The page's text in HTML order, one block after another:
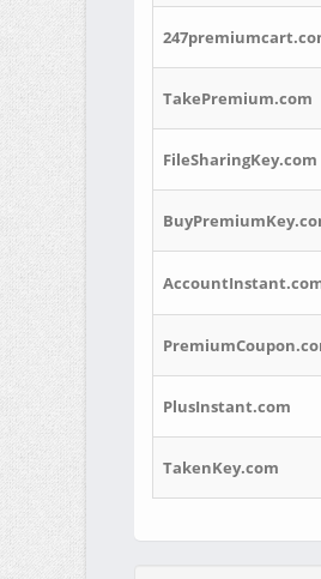
TakePremium.com
FileSharingKey.com
PlusInstant.com
TakenKey.com